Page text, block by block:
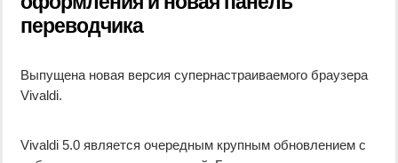
переводчика
Выпущена новая версия супернастраиваемого браузера
Vivaldi.
Vivaldi 5.0 является очередным крупным обновлением с